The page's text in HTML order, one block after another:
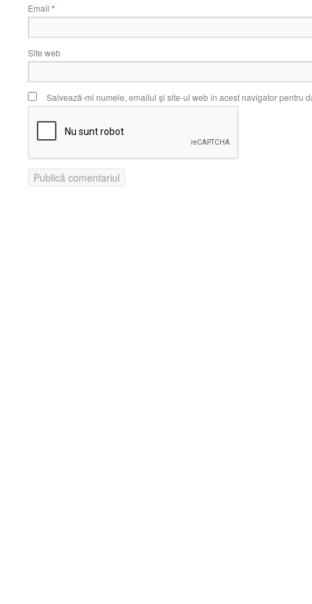
Email *
Site web
Salvează-mi numele, emailul și site-ul web în acest navigator pentru